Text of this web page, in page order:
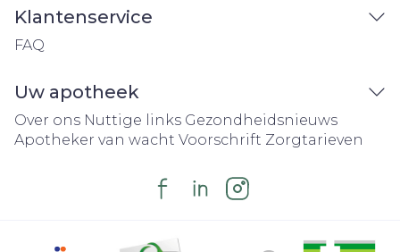
Klantenservice
FAQ
Uw apotheek
Over ons Nuttige links Gezondheidsnieuws
Apotheker van wacht Voorschrift Zorgtarieven